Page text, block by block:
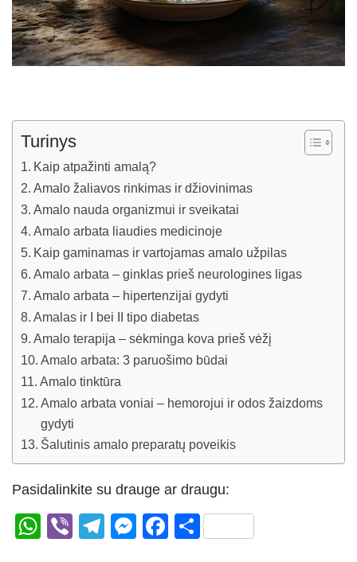
Turinys
Kaip atpažinti amalą?
Amalo žaliavos rinkimas ir džiovinimas
Amalo nauda organizmui ir sveikatai
Amalo arbata liaudies medicinoje
Kaip gaminamas ir vartojamas amalo užpilas
Amalo arbata – ginklas prieš neurologines ligas
Amalo arbata – hipertenzijai gydyti
Amalas ir I bei II tipo diabetas
Amalo terapija – sėkminga kova prieš vėžį
Amalo arbata: 3 paruošimo būdai
Amalo tinktūra
Amalo arbata voniai – hemorojui ir odos žaizdoms
gydyti
Šalutinis amalo preparatų poveikis
Pasidalinkite su drauge ar draugu:
W
Vi
T
M
F
S